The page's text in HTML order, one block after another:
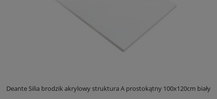
Deante Silia brodzik akrylowy struktura A prostokątny 100x120cm biały